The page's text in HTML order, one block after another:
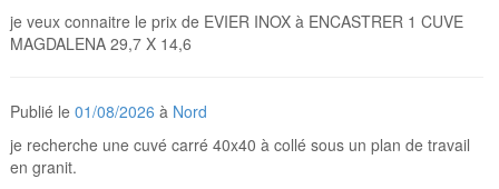
je veux connaitre le prix de EVIER INOX à ENCASTRER 1 CUVE
MAGDALENA 29,7 X 14,6
Publié le01/08/2026 à Nord
je recherche une cuvé carré 40x40 à collé sous un plan de travail
en granit.